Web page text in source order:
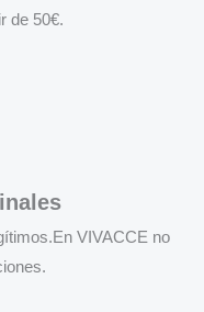
de 50€.
VIVACCE no